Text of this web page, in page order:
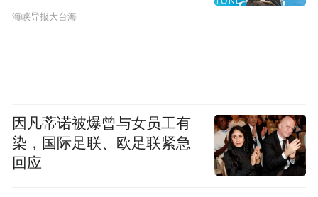
​海峡导报大台海
因凡蒂诺被爆曾与女员工有
染，国际足联、欧足联紧急
回应